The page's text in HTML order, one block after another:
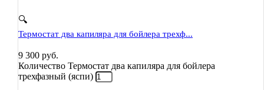
🔍
Термостат два капиляра для бойлера трехф...
9 300 руб.
Количество Термостат два капиляра для бойлера
трехфазный (яспи)